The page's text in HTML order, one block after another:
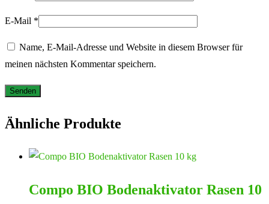
E-Mail *
Name, E-Mail-Adresse und Website in diesem Browser für
meinen nächsten Kommentar speichern.
Ähnliche Produkte
Compo BIO Bodenaktivator Rasen 10